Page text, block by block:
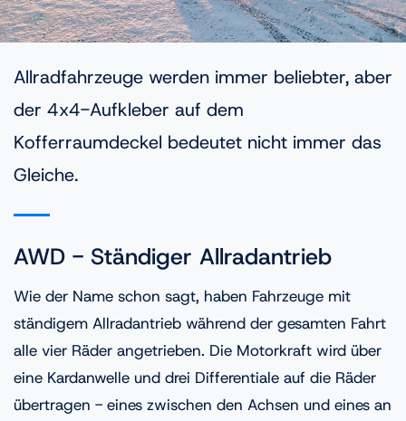
Allradfahrzeuge werden immer beliebter, aber
der 4x4-Aufkleber auf dem
Kofferraumdeckel bedeutet nicht immer das
Gleiche.
AWD - Ständiger Allradantrieb
Wie der Name schon sagt, haben Fahrzeuge mit
ständigem Allradantrieb während der gesamten Fahrt
alle vier Räder angetrieben. Die Motorkraft wird über
eine Kardanwelle und drei Differentiale auf die Räder
übertragen - eines zwischen den Achsen und eines an